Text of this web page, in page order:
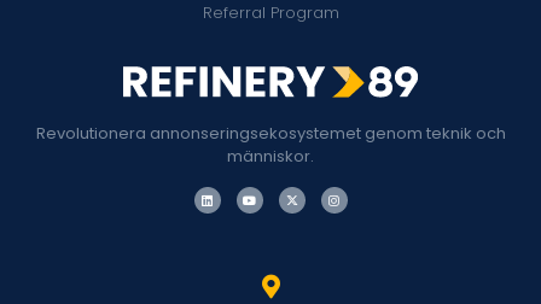
Revolutionera annonseringsekosystemet genom teknik och
människor.
Referral Program